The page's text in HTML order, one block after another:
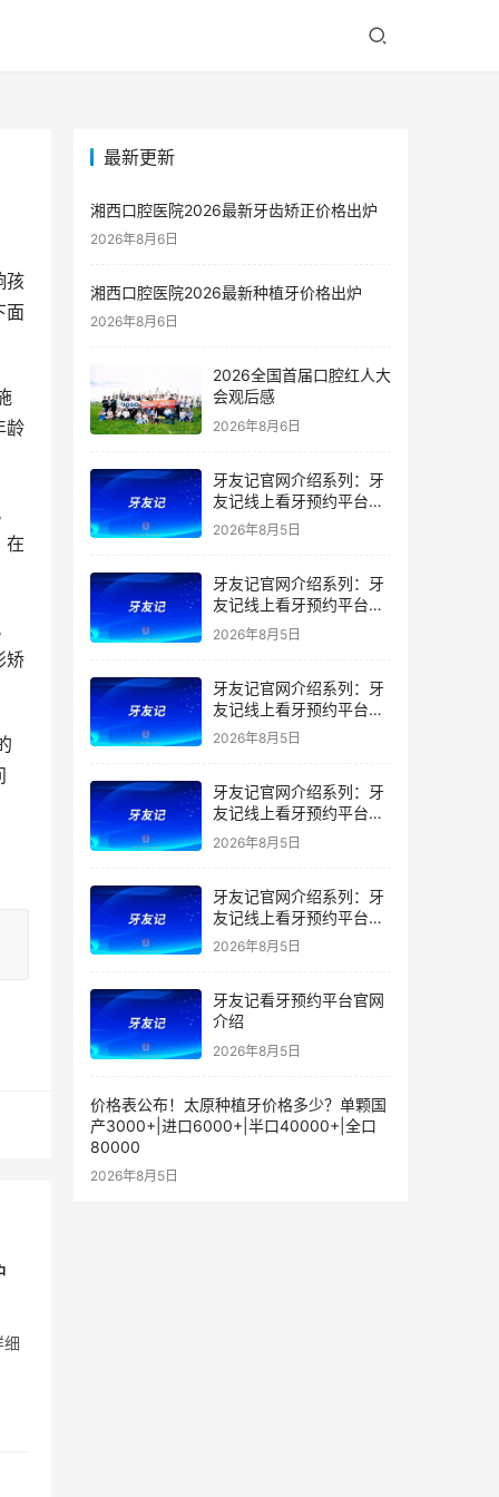
孩
面
龄
在
矫
细
最新更新
湘西口腔医院2026最新牙齿矫正价格出炉
2026年8月6日
湘西口腔医院2026最新种植牙价格出炉
2026年8月6日
2026全国首届口腔红人大
会观后感
2026年8月6日
牙友记官网介绍系列：牙
友记线上看牙预约平台是
干什么的？靠谱吗？
2026年8月5日
牙友记官网介绍系列：牙
友记线上看牙预约平台让
看牙不再靠运气
2026年8月5日
牙友记官网介绍系列：牙
友记线上看牙预约平台打
破口腔行业专业壁垒新手
2026年8月5日
牙友记官网介绍系列：牙
友记线上看牙预约平台落
地同城就诊经验打破未知
2026年8月5日
牙友记官网介绍系列：牙
友记线上看牙预约平台的
优势在哪里？
2026年8月5日
牙友记看牙预约平台官网
介绍
2026年8月5日
价格表公布！太原种植牙价格多少？单颗国
产3000+|进口6000+|半口40000+|全口
80000
2026年8月5日